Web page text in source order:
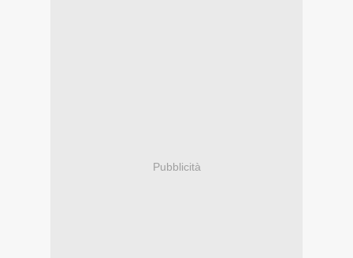
Pubblicità